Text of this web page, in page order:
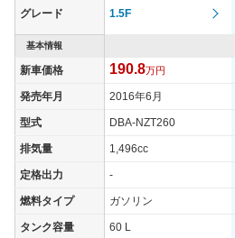
(前)
185/65R15
タイヤサイズ
(後)
街地)
12.6km/L
WLTCモード(郊
外)
WLTCモード(高
20.5km/L
グレード 1.5F
基本情報
新車価格 190.8万円
発売年月 2016年6月
型式 DBA-NZT260
排気量 1,496cc
定格出力 -
燃料タイプ ガソリン
タンク容量 60 L